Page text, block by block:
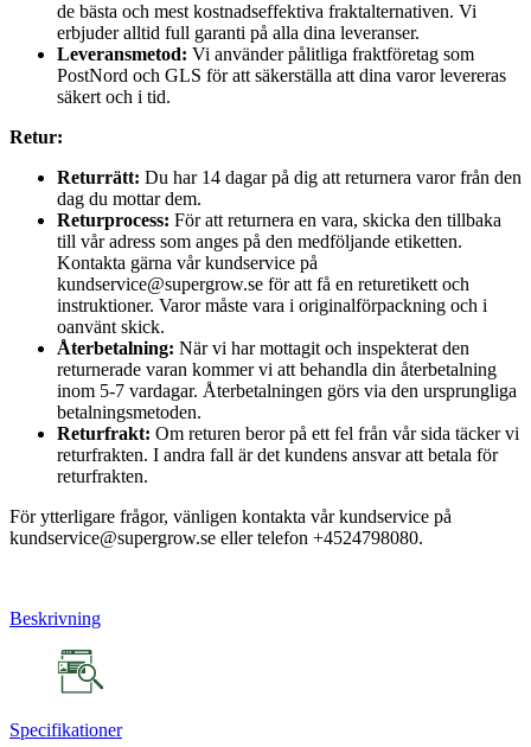
de bästa och mest kostnadseffektiva fraktalternativen. Vi
erbjuder alltid full garanti på alla dina leveranser.
Leveransmetod: Vi använder pålitliga fraktföretag som
PostNord och GLS för att säkerställa att dina varor levereras
säkert och i tid.
Retur:
Returrätt: Du har 14 dagar på dig att returnera varor från den
dag du mottar dem.
Returprocess: För att returnera en vara, skicka den tillbaka
till vår adress som anges på den medföljande etiketten.
Kontakta gärna vår kundservice på
kundservice@supergrow.se för att få en returetikett och
instruktioner. Varor måste vara i originalförpackning och i
oanvänt skick.
Återbetalning: När vi har mottagit och inspekterat den
returnerade varan kommer vi att behandla din återbetalning
inom 5-7 vardagar. Återbetalningen görs via den ursprungliga
betalningsmetoden.
Returfrakt: Om returen beror på ett fel från vår sida täcker vi
returfrakten. I andra fall är det kundens ansvar att betala för
returfrakten.
För ytterligare frågor, vänligen kontakta vår kundservice på
kundservice@supergrow.se eller telefon +4524798080.
Beskrivning
Specifikationer